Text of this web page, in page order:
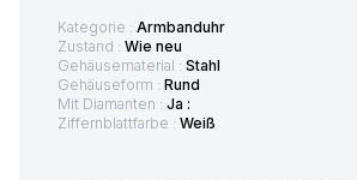
Kategorie : Armbanduhr
Zustand : Wie neu
Gehäusematerial : Stahl
Gehäuseform : Rund
Mit Diamanten : Ja :
Ziffernblattfarbe : Weiß